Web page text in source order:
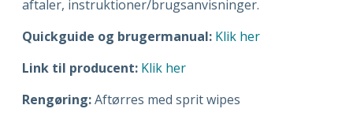
aftaler, instruktioner/brugsanvisninger.
Quickguide og brugermanual: Klik her
Link til producent: Klik her
Rengøring:Aftørres med sprit wipes